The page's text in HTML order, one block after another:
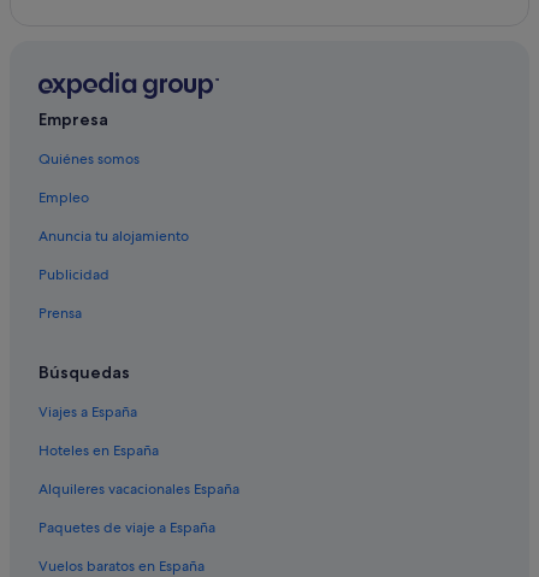
Albergues en Santorini
Posadas en Santorini
Iberostar hoteles en Santorini
Hoteles con bar en Santorini
Messaria hoteles
Apartamentos en Santorini
Hoteles para bodas en Santorini
Hoteles de 4 estrellas en Santorini
Apartoteles en Santorini
Hoteles de lujo en Santorini
Marriott Hotels & Resorts en Santorini
Hoteles de golf en Santorini
Exo Gonia hoteles
Empresa
Quiénes somos
Empleo
Anuncia tu alojamiento
Publicidad
Prensa
Búsquedas
Viajes a España
Hoteles en España
Alquileres vacacionales España
Paquetes de viaje a España
Vuelos baratos en España